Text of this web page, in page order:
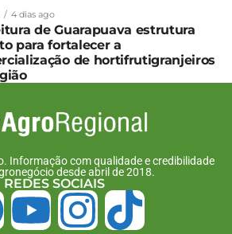
4 dias ago
de Guarapuava estrutura
para fortalecer a
de hortifrutigranjeiros
Informação com qualidade e credibilidade
desde abril de 2018.
REDES SOCIAIS